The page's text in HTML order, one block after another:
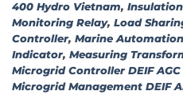
400 Hydro Vietnam,
Monitoring Relay, Load
Controller, Marine Automation
Indicator, Measuring
Microgrid Controller DEIF
Microgrid Management DEIF